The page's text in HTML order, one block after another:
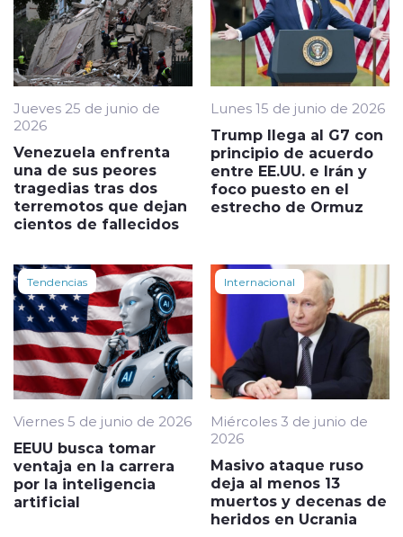
Jueves 25 de junio de
2026
Venezuela enfrenta
una de sus peores
tragedias tras dos
terremotos que dejan
cientos de fallecidos
Lunes 15 de junio de 2026
Trump llega al G7 con
principio de acuerdo
entre EE.UU. e Irán y
foco puesto en el
estrecho de Ormuz
Tendencias
Viernes 5 de junio de 2026
EEUU busca tomar
ventaja en la carrera
por la inteligencia
artificial
Internacional
Miércoles 3 de junio de
2026
Masivo ataque ruso
deja al menos 13
muertos y decenas de
heridos en Ucrania